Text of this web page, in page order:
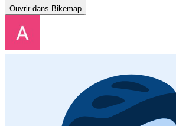
Ouvrir dans Bikemap